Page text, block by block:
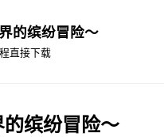
的缤纷冒险～
直接下载
缤纷冒险～